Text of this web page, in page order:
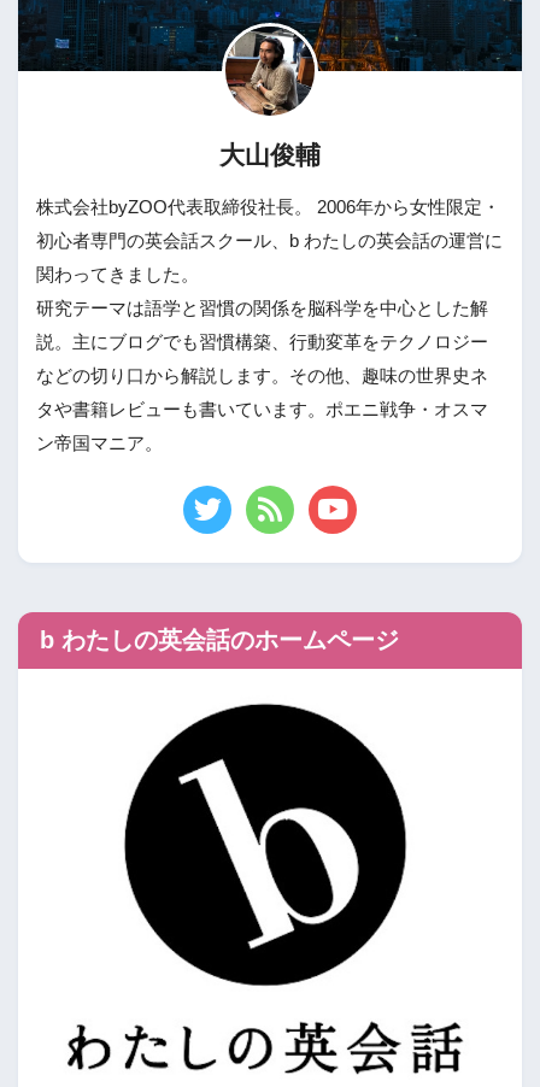
大山俊輔
株式会社byZOO代表取締役社長。 2006年から女性限定・
初心者専門の英会話スクール、b わたしの英会話の運営に
関わってきました。
研究テーマは語学と習慣の関係を脳科学を中心とした解
説。主にブログでも習慣構築、行動変革をテクノロジー
などの切り口から解説します。その他、趣味の世界史ネ
タや書籍レビューも書いています。ポエニ戦争・オスマ
ン帝国マニア。
b わたしの英会話のホームページ